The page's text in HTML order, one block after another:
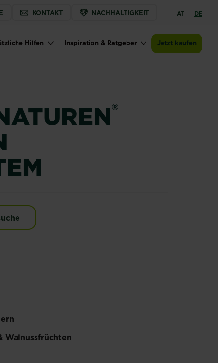
KONTAKT NACHHALTIGKEIT AT DE
Hilfen Inspiration & Ratgeber Jetzt kaufen
®
Naturen® Obstmaden Fallensystem
Walnussfrüchten
Jetzt kaufen SUBSTRAL® Naturen® Obstmaden
Zur Händlersuche